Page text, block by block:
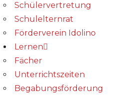
Schülervertretung
Schulelternrat
Förderverein Idolino
Lernen
Fächer
Unterrichtszeiten
Begabungs­förderung